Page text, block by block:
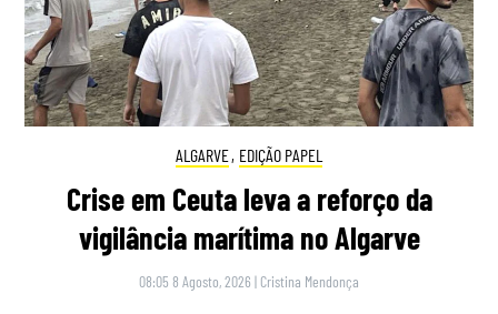
ALGARVE, EDIÇÃO PAPEL
Crise em Ceuta leva a reforço da
vigilância marítima no Algarve
08:05 8 Agosto, 2026 | Cristina Mendonça